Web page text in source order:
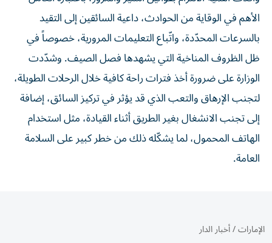
الأهم في الوقاية من الحوادث، داعية السائقين إلى التقيد
بالسرعات المحدّدة، واتّباع التعليمات المرورية، خصوصاً في
ظل الظروف المناخية التي يشهدها فصل الصيف. وشدّدت
الوزارة على ضرورة أخذ فترات راحة كافية خلال الرحلات الطويلة،
لتجنب الإرهاق والتعب الذي قد يؤثر في تركيز السائق، إضافة
إلى تجنب الانشغال بغير الطريق أثناء القيادة، مثل استخدام
الهاتف المحمول، لما يشكّله ذلك من خطر كبير على السلامة
العامة.
الإمارات/أخبار الدار